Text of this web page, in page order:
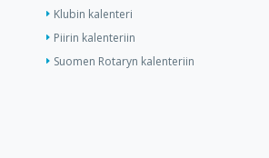
Klubin kalenteri
Piirin kalenteriin
Suomen Rotaryn kalenteriin